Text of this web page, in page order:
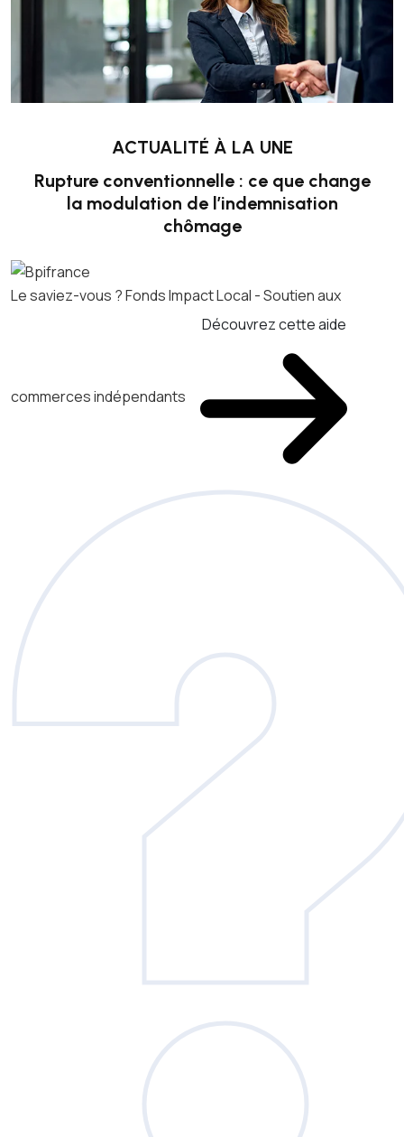
ACTUALITÉ À LA UNE
Rupture conventionnelle : ce que change
la modulation de l’indemnisation
chômage
Le saviez-vous ?Fonds Impact Local - Soutien aux
commerces indépendants
Découvrez cette aide